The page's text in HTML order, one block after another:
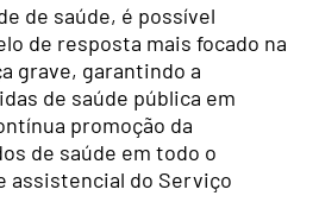
de saúde, é possível
de resposta mais focado na
grave, garantindo a
de saúde pública em
promoção da
de saúde em todo o
assistencial do Serviço